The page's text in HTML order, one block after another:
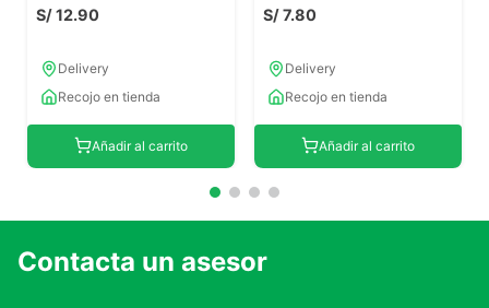
S/12.90
Delivery
Recojo en tienda
Añadir al carrito
S/7.80
Delivery
Recojo en tienda
Añadir al carrito
Contacta un asesor